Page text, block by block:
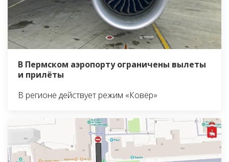
В Пермском аэропорту ограничены вылеты
и прилёты
В регионе действует режим «Ковёр»